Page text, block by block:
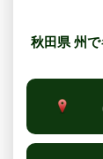
秋田県 州